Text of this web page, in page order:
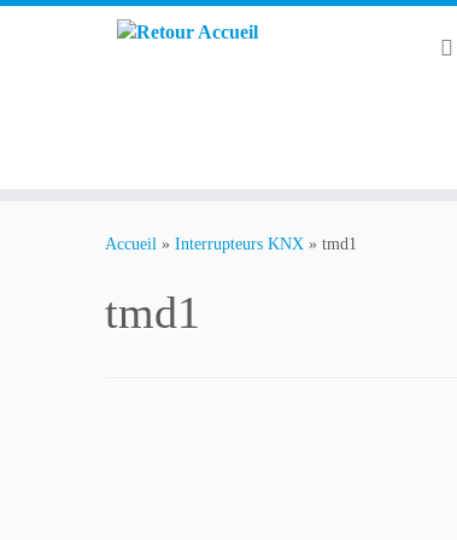
Accueil » Interrupteurs KNX » tmd1
tmd1